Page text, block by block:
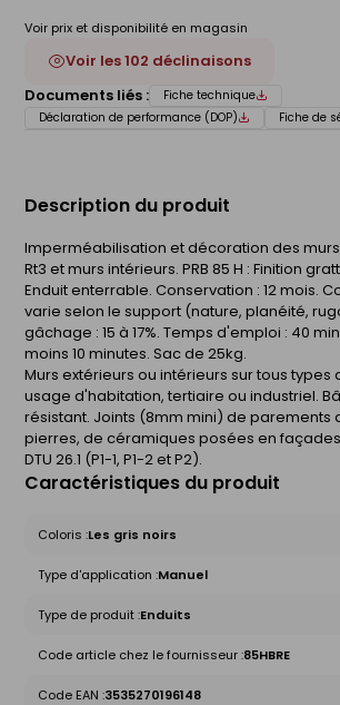
Voir prix et disponibilité en magasin
Voir les 102 déclinaisons
Documents liés :
Fiche technique
Déclaration de performance (DOP)
Fiche de
Description du produit
Imperméabilisation et décoration des
Rt3 et murs intérieurs. PRB 85 H : Finition
Enduit enterrable. Conservation : 12 mois.
varie selon le support (nature, planéité,
gâchage : 15 à 17%. Temps d'emploi : 40
moins 10 minutes. Sac de 25kg.
Murs extérieurs ou intérieurs sur tous types
usage d'habitation, tertiaire ou industriel.
résistant. Joints (8mm mini) de parements
pierres, de céramiques posées en façades.
DTU 26.1 (P1-1, P1-2 et P2).
Caractéristiques du produit
Coloris :Les gris noirs
Type d'application :Manuel
Type de produit :Enduits
Code article chez le fournisseur :85HBRE
Code EAN :3535270196148